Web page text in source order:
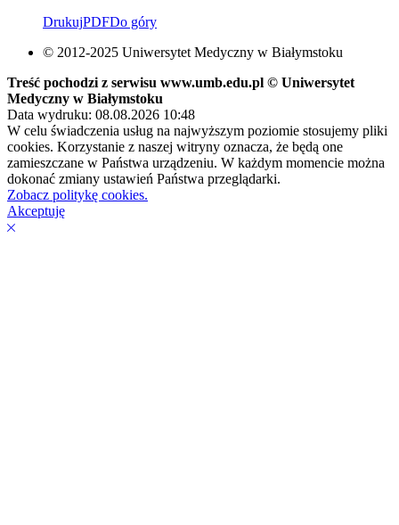
DrukujPDFDo góry
© 2012-2025 Uniwersytet Medyczny w Białymstoku
Treść pochodzi z serwisu www.umb.edu.pl © Uniwersytet
Medyczny w Białymstoku
Data wydruku: 08.08.2026 10:48
W celu świadczenia usług na najwyższym poziomie stosujemy pliki
cookies. Korzystanie z naszej witryny oznacza, że będą one
zamieszczane w Państwa urządzeniu. W każdym momencie można
dokonać zmiany ustawień Państwa przeglądarki.
Zobacz politykę cookies.
Akceptuję